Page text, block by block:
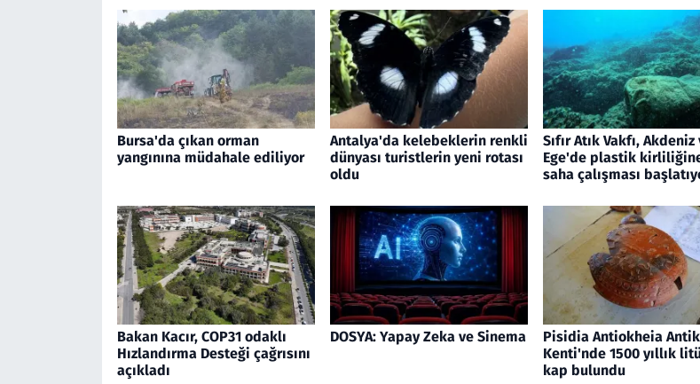
Bursa'da çıkan orman
yangınına müdahale ediliyor
Antalya'da kelebeklerin renkli
dünyası turistlerin yeni rotası
oldu
Sıfır Atık Vakfı, Akdeniz
Ege'de plastik
saha çalışması
Bakan Kacır, COP31 odaklı
Hızlandırma Desteği çağrısını
açıkladı
DOSYA: Yapay Zeka ve Sinema
Pisidia Antiokheia Antik
Kenti'nde 1500 yıllık
kap bulundu